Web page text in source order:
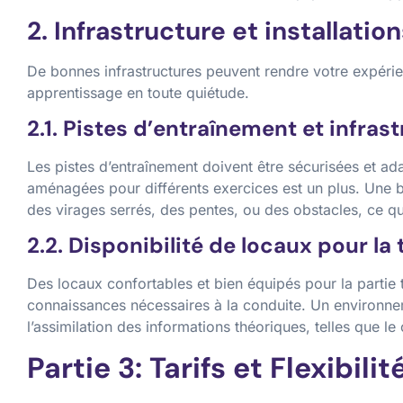
2. Infrastructure et
De bonnes infrastructures peuvent rendre votre
apprentissage en toute quiétude.
2.1. Pistes d’entraînement et
Les pistes d’entraînement doivent être sécurisées et
aménagées pour différents exercices est un plus.
des virages serrés, des pentes, ou des obstacles, ce
2.2. Disponibilité de locaux pour la
Des locaux confortables et bien équipés pour la
connaissances nécessaires à la conduite. Un
l’assimilation des informations théoriques, telles que
Partie 3: Tarifs et